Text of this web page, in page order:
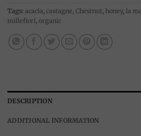
Tags: acacia, castagne, Chestnut, honey, la
millefiori, organic
DESCRIPTION
ADDITIONAL INFORMATION